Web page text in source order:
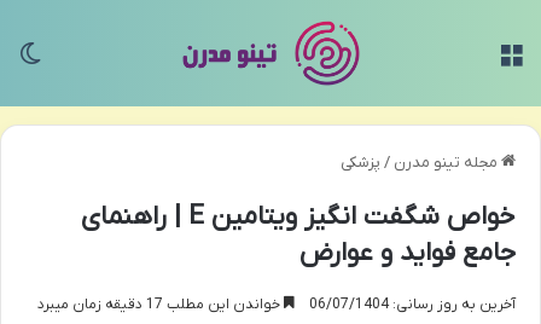
مجله تینو مدرن / پزشکی
خواص شگفت انگیز ویتامین E | راهنمای
جامع فواید و عوارض
آخرین به روز رسانی: 06/07/1404 خواندن این مطلب 17 دقیقه زمان میبرد